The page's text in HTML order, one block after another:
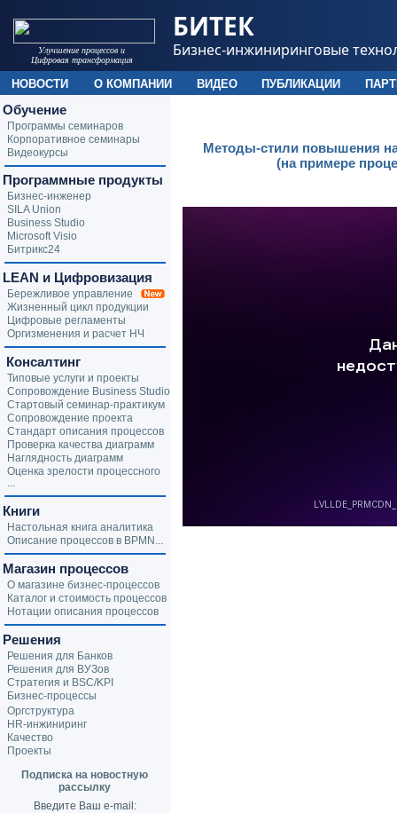
Методы-стили повышения
(на примере
Обучение
Программы семинаров
Корпоративное семинары
Видеокурсы
Программные продукты
Бизнес-инженер
SILA Union
Business Studio
Microsoft Visio
Битрикс24
LEAN и Цифровизация
Бережливое управление
Жизненный цикл продукции
Цифровые регламенты
Оргизменения и расчет НЧ
Консалтинг
Типовые услуги и проекты
Сопровождение Business Studio
Стартовый семинар-практикум
Сопровождение проекта
Стандарт описания процессов
Проверка качества диаграмм
Наглядность диаграмм
Оценка зрелости процессного
...
Книги
Настольная книга аналитика
Описание процессов в BPMN...
Магазин процессов
О магазине бизнес-процессов
Каталог и стоимость процессов
Нотации описания процессов
Решения
Решения для Банков
Решения для ВУЗов
Стратегия и BSC/KPI
Бизнес-процессы
Оргструктура
HR-инжиниринг
Качество
Проекты
Подписка на новостную
рассылку
Введите Ваш e-mail:
Улучшение процессов и
Цифровая трансформация
БИТЕК
Бизнес-инжиниринговые
НОВОСТИ О КОМПАНИИ ВИДЕО ПУБЛИКАЦИИ